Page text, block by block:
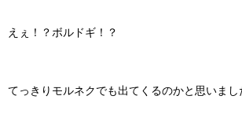
えぇ！？ボルドギ！？
てっきりモルネクでも出てくるのかと思いま